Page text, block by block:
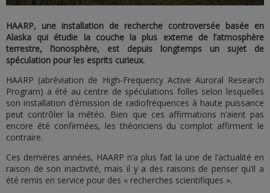
HAARP, une installation de recherche controversée basée en
Alaska qui étudie la couche la plus externe de l’atmosphère
terrestre, l’ionosphère, est depuis longtemps un sujet de
spéculation pour les esprits curieux.
HAARP (abréviation de High-Frequency Active Auroral Research
Program) a été au centre de spéculations folles selon lesquelles
son installation d’émission de radiofréquences à haute puissance
peut contrôler la météo. Bien que ces affirmations n’aient pas
encore été confirmées, les théoriciens du complot affirment le
contraire.
Ces dernières années, HAARP n’a plus fait la une de l’actualité en
raison de son inactivité, mais il y a des raisons de penser qu’il a
été remis en service pour des « recherches scientifiques ».